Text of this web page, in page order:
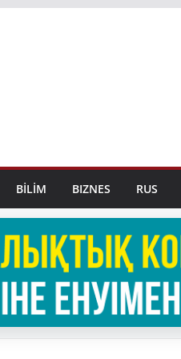
BİLİM BIZNES RUS